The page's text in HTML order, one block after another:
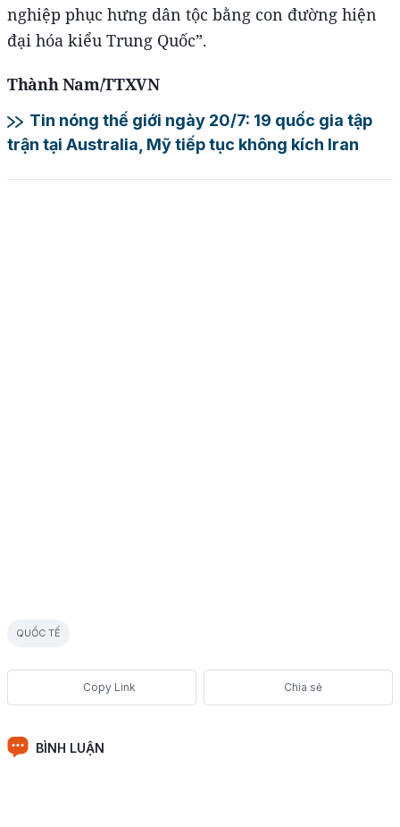
nghiệp phục hưng dân tộc bằng con đường hiện
đại hóa kiểu Trung Quốc”.
Thành Nam/TTXVN
Tin nóng thế giới ngày 20/7: 19 quốc gia tập
trận tại Australia, Mỹ tiếp tục không kích Iran
QUỐC TẾ
Chia sẻ
BÌNH LUẬN